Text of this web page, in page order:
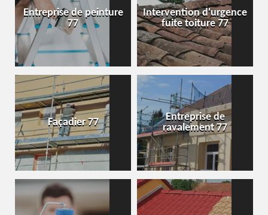
Entreprise de peinture
77
Intervention d'urgence
fuite toiture 77
Façadier 77
Entreprise de
ravalement 77